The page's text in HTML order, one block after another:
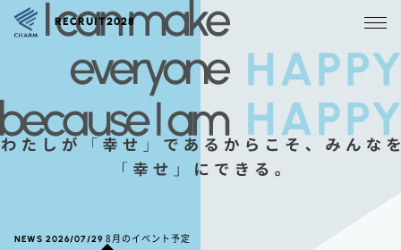
RECRUIT2028
NEWS 2026/07/29 8月のイベント予定